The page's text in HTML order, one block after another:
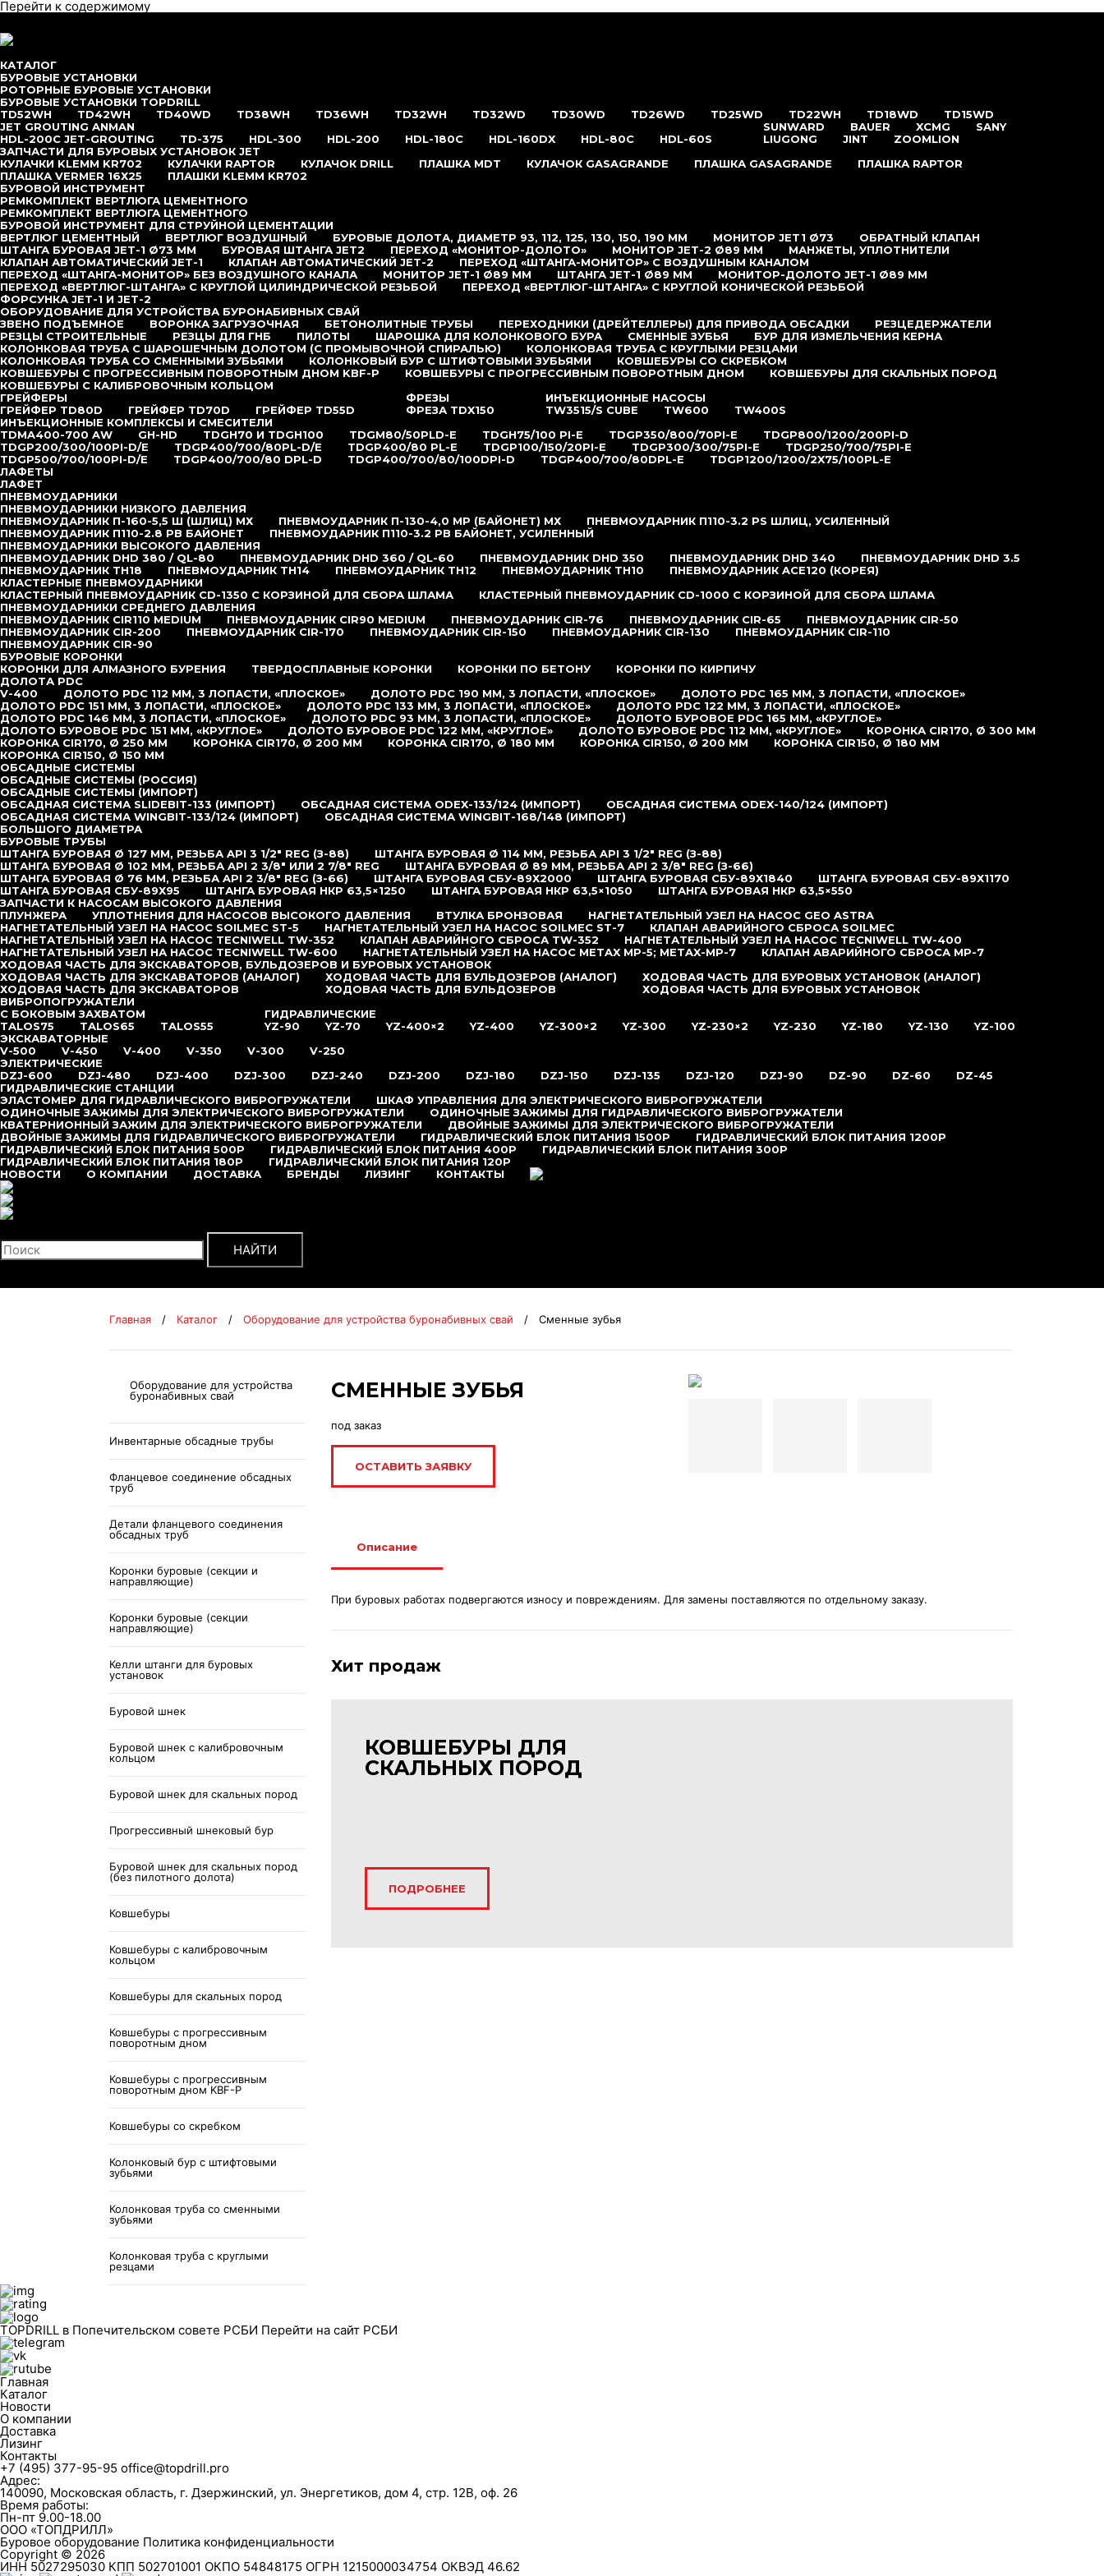
Перейти к содержимому
КАТАЛОГ
БУРОВЫЕ УСТАНОВКИ
РОТОРНЫЕ БУРОВЫЕ УСТАНОВКИ
БУРОВЫЕ УСТАНОВКИ TOPDRILL
TD52WH
TD42WH TD40WD TD38WH TD36WH TD32WH TD32WD TD30WD TD26WD TD25WD TD22WH TD18WD
TD15WD
JET GROUTING ANMAN
HDL-200C JET-GROUTING
TD-375 HDL-300 HDL-200 HDL-180С HDL-160DX HDL-80C HDL-60S
SUNWARD BAUER XCMG
SANY
LIUGONG
JINT
ZOOMLION
ЗАПЧАСТИ ДЛЯ БУРОВЫХ УСТАНОВОК JET
КУЛАЧКИ KLEMM KR702
КУЛАЧКИ RAPTOR КУЛАЧОК DRILL ПЛАШКА MDT КУЛАЧОК GASAGRANDE ПЛАШКА GASAGRANDE
ПЛАШКА RAPTOR
ПЛАШКА VERMER 16Х25
ПЛАШКИ KLEMM KR702
БУРОВОЙ ИНСТРУМЕНТ
РЕМКОМПЛЕКТ ВЕРТЛЮГА ЦЕМЕНТНОГО
РЕМКОМПЛЕКТ ВЕРТЛЮГА ЦЕМЕНТНОГО
БУРОВОЙ ИНСТРУМЕНТ ДЛЯ СТРУЙНОЙ ЦЕМЕНТАЦИИ
ВЕРТЛЮГ ЦЕМЕНТНЫЙ
ВЕРТЛЮГ ВОЗДУШНЫЙ БУРОВЫЕ ДОЛОТА, ДИАМЕТР 93, 112, 125, 130, 150, 190 ММ МОНИТОР JET1 Ø73
ОБРАТНЫЙ КЛАПАН
ШТАНГА БУРОВАЯ JET-1 Ø73 ММ
БУРОВАЯ ШТАНГА JET2 ПЕРЕХОД «МОНИТОР-ДОЛОТО» МОНИТОР JET-2 Ø89 ММ
МАНЖЕТЫ, УПЛОТНИТЕЛИ
КЛАПАН АВТОМАТИЧЕСКИЙ JET-1
КЛАПАН АВТОМАТИЧЕСКИЙ JET-2
ПЕРЕХОД «ШТАНГА-МОНИТОР» С ВОЗДУШНЫМ КАНАЛОМ
ПЕРЕХОД «ШТАНГА-МОНИТОР» БЕЗ ВОЗДУШНОГО КАНАЛА
МОНИТОР JET-1 Ø89 ММ ШТАНГА JET-1 Ø89 ММ
МОНИТОР-ДОЛОТО JET-1 Ø89 ММ
ПЕРЕХОД «ВЕРТЛЮГ-ШТАНГА» С КРУГЛОЙ ЦИЛИНДРИЧЕСКОЙ РЕЗЬБОЙ
ПЕРЕХОД «ВЕРТЛЮГ-ШТАНГА» С КРУГЛОЙ КОНИЧЕСКОЙ РЕЗЬБОЙ
ФОРСУНКА JET-1 И JET-2
ОБОРУДОВАНИЕ ДЛЯ УСТРОЙСТВА БУРОНАБИВНЫХ СВАЙ
ЗВЕНО ПОДЪЕМНОЕ
ВОРОНКА ЗАГРУЗОЧНАЯ БЕТОНОЛИТНЫЕ ТРУБЫ ПЕРЕХОДНИКИ (ДРЕЙТЕЛЛЕРЫ) ДЛЯ ПРИВОДА ОБСАДКИ
РЕЗЦЕДЕРЖАТЕЛИ
РЕЗЦЫ СТРОИТЕЛЬНЫЕ
РЕЗЦЫ ДЛЯ ГНБ ПИЛОТЫ ШАРОШКА ДЛЯ КОЛОНКОВОГО БУРА СМЕННЫЕ ЗУБЬЯ
БУР ДЛЯ ИЗМЕЛЬЧЕНИЯ КЕРНА
КОЛОНКОВАЯ ТРУБА С ШАРОШЕЧНЫМ ДОЛОТОМ (С ПРОМЫВОЧНОЙ СПИРАЛЬЮ)
КОЛОНКОВАЯ ТРУБА С КРУГЛЫМИ РЕЗЦАМИ
КОЛОНКОВАЯ ТРУБА СО СМЕННЫМИ ЗУБЬЯМИ
КОЛОНКОВЫЙ БУР С ШТИФТОВЫМИ ЗУБЬЯМИ
КОВШЕБУРЫ СО СКРЕБКОМ
КОВШЕБУРЫ С ПРОГРЕССИВНЫМ ПОВОРОТНЫМ ДНОМ KBF-P
КОВШЕБУРЫ С ПРОГРЕССИВНЫМ ПОВОРОТНЫМ ДНОМ
КОВШЕБУРЫ ДЛЯ СКАЛЬНЫХ ПОРОД
КОВШЕБУРЫ С КАЛИБРОВОЧНЫМ КОЛЬЦОМ
ГРЕЙФЕРЫ
ГРЕЙФЕР TD80D
ГРЕЙФЕР TD70D ГРЕЙФЕР TD55D
ФРЕЗЫ
ФРЕЗА TDX150
ИНЪЕКЦИОННЫЕ НАСОСЫ
TW3515/S CUBE
TW600
TW400S
ИНЪЕКЦИОННЫЕ КОМПЛЕКСЫ И СМЕСИТЕЛИ
TDMA400-700 AW
GH-HD TDGH70 И TDGH100 TDGM80/50PLD-E TDGH75/100 PI-E TDGP350/800/70PI-E
TDGP800/1200/200PI-D
TDGP200/300/100PI-D/E
TDGP400/700/80PL-D/E TDGP400/80 PL-E TDGP100/150/20PI-E TDGP300/300/75PI-E
TDGP250/700/75PI-E
TDGP500/700/100PI-D/E
TDGP400/700/80 DPL-D TDGP400/700/80/100DPI-D TDGP400/700/80DPL-E
TDGP1200/1200/2X75/100PL-E
ЛАФЕТЫ
ЛАФЕТ
ПНЕВМОУДАРНИКИ
ПНЕВМОУДАРНИКИ НИЗКОГО ДАВЛЕНИЯ
ПНЕВМОУДАРНИК П-160-5,5 Ш (ШЛИЦ) МХ
ПНЕВМОУДАРНИК П-130-4,0 MP (БАЙОНЕТ) МХ
ПНЕВМОУДАРНИК П110-3.2 РS ШЛИЦ, УСИЛЕННЫЙ
ПНЕВМОУДАРНИК П110-2.8 РВ БАЙОНЕТ
ПНЕВМОУДАРНИК П110-3.2 РB БАЙОНЕТ, УСИЛЕННЫЙ
ПНЕВМОУДАРНИКИ ВЫСОКОГО ДАВЛЕНИЯ
ПНЕВМОУДАРНИК DHD 380 / QL-80
ПНЕВМОУДАРНИК DHD 360 / QL-60 ПНЕВМОУДАРНИК DHD 350 ПНЕВМОУДАРНИК DHD 340
ПНЕВМОУДАРНИК DHD 3.5
ПНЕВМОУДАРНИК TH18
ПНЕВМОУДАРНИК TH14 ПНЕВМОУДАРНИК TH12 ПНЕВМОУДАРНИК TH10
ПНЕВМОУДАРНИК ACE120 (КОРЕЯ)
КЛАСТЕРНЫЕ ПНЕВМОУДАРНИКИ
КЛАСТЕРНЫЙ ПНЕВМОУДАРНИК CD-1350 С КОРЗИНОЙ ДЛЯ СБОРА ШЛАМА
КЛАСТЕРНЫЙ ПНЕВМОУДАРНИК CD-1000 С КОРЗИНОЙ ДЛЯ СБОРА ШЛАМА
ПНЕВМОУДАРНИКИ СРЕДНЕГО ДАВЛЕНИЯ
ПНЕВМОУДАРНИК CIR110 MEDIUM
ПНЕВМОУДАРНИК CIR90 MEDIUM ПНЕВМОУДАРНИК CIR-76 ПНЕВМОУДАРНИК CIR-65
ПНЕВМОУДАРНИК CIR-50
ПНЕВМОУДАРНИК CIR-200
ПНЕВМОУДАРНИК CIR-170 ПНЕВМОУДАРНИК CIR-150 ПНЕВМОУДАРНИК CIR-130
ПНЕВМОУДАРНИК CIR-110
ПНЕВМОУДАРНИК CIR-90
БУРОВЫЕ КОРОНКИ
КОРОНКИ ДЛЯ АЛМАЗНОГО БУРЕНИЯ
ТВЕРДОСПЛАВНЫЕ КОРОНКИ КОРОНКИ ПО БЕТОНУ
КОРОНКИ ПО КИРПИЧУ
ДОЛОТА PDC
V-400
ДОЛОТО PDC 112 ММ, 3 ЛОПАСТИ, «ПЛОСКОЕ» ДОЛОТО PDC 190 ММ, 3 ЛОПАСТИ, «ПЛОСКОЕ»
ДОЛОТО PDC 165 ММ, 3 ЛОПАСТИ, «ПЛОСКОЕ»
ДОЛОТО PDC 151 ММ, 3 ЛОПАСТИ, «ПЛОСКОЕ»
ДОЛОТО PDC 133 ММ, 3 ЛОПАСТИ, «ПЛОСКОЕ»
ДОЛОТО PDC 122 ММ, 3 ЛОПАСТИ, «ПЛОСКОЕ»
ДОЛОТО PDC 146 ММ, 3 ЛОПАСТИ, «ПЛОСКОЕ»
ДОЛОТО PDC 93 ММ, 3 ЛОПАСТИ, «ПЛОСКОЕ»
ДОЛОТО БУРОВОЕ PDC 165 ММ, «КРУГЛОЕ»
ДОЛОТО БУРОВОЕ PDC 151 ММ, «КРУГЛОЕ»
ДОЛОТО БУРОВОЕ PDC 122 ММ, «КРУГЛОЕ» ДОЛОТО БУРОВОЕ PDC 112 ММ, «КРУГЛОЕ»
КОРОНКА CIR170, Ø 300 ММ
КОРОНКА CIR170, Ø 250 ММ
КОРОНКА CIR170, Ø 200 ММ КОРОНКА CIR170, Ø 180 ММ КОРОНКА CIR150, Ø 200 ММ
КОРОНКА CIR150, Ø 180 ММ
КОРОНКА CIR150, Ø 150 ММ
ОБСАДНЫЕ СИСТЕМЫ
ОБСАДНЫЕ СИСТЕМЫ (РОССИЯ)
ОБСАДНЫЕ СИСТЕМЫ (ИМПОРТ)
ОБСАДНАЯ СИСТЕМА SLIDEBIT-133 (ИМПОРТ)
ОБСАДНАЯ СИСТЕМА ODEX-133/124 (ИМПОРТ)
ОБСАДНАЯ СИСТЕМА ODEX-140/124 (ИМПОРТ)
ОБСАДНАЯ СИСТЕМА WINGBIT-133/124 (ИМПОРТ)
ОБСАДНАЯ СИСТЕМА WINGBIT-168/148 (ИМПОРТ)
БОЛЬШОГО ДИАМЕТРА
БУРОВЫЕ ТРУБЫ
ШТАНГА БУРОВАЯ Ø 127 ММ, РЕЗЬБА API 3 1/2″ REG (З-88)
ШТАНГА БУРОВАЯ Ø 114 ММ, РЕЗЬБА API 3 1/2″ REG (З-88)
ШТАНГА БУРОВАЯ Ø 102 ММ, РЕЗЬБА API 2 3/8″ ИЛИ 2 7/8″ REG
ШТАНГА БУРОВАЯ Ø 89 ММ, РЕЗЬБА API 2 3/8″ REG (З-66)
ШТАНГА БУРОВАЯ Ø 76 ММ, РЕЗЬБА API 2 3/8″ REG (З-66)
ШТАНГА БУРОВАЯ СБУ-89Х2000 ШТАНГА БУРОВАЯ СБУ-89Х1840
ШТАНГА БУРОВАЯ СБУ-89Х1170
ШТАНГА БУРОВАЯ СБУ-89Х95
ШТАНГА БУРОВАЯ НКР 63,5×1250 ШТАНГА БУРОВАЯ НКР 63,5×1050
ШТАНГА БУРОВАЯ НКР 63,5×550
ЗАПЧАСТИ К НАСОСАМ ВЫСОКОГО ДАВЛЕНИЯ
ПЛУНЖЕРА
УПЛОТНЕНИЯ ДЛЯ НАСОСОВ ВЫСОКОГО ДАВЛЕНИЯ ВТУЛКА БРОНЗОВАЯ
НАГНЕТАТЕЛЬНЫЙ УЗЕЛ НА НАСОС GEO ASTRA
НАГНЕТАТЕЛЬНЫЙ УЗЕЛ НА НАСОС SOILMEC ST-5
НАГНЕТАТЕЛЬНЫЙ УЗЕЛ НА НАСОС SOILMEC ST-7
КЛАПАН АВАРИЙНОГО СБРОСА SOILMEC
НАГНЕТАТЕЛЬНЫЙ УЗЕЛ НА НАСОС TECNIWELL TW-352
КЛАПАН АВАРИЙНОГО СБРОСА TW-352
НАГНЕТАТЕЛЬНЫЙ УЗЕЛ НА НАСОС TECNIWELL TW-400
НАГНЕТАТЕЛЬНЫЙ УЗЕЛ НА НАСОС TECNIWELL TW-600
НАГНЕТАТЕЛЬНЫЙ УЗЕЛ НА НАСОС METAX MP-5; METAX-MP-7
КЛАПАН АВАРИЙНОГО СБРОСА MP-7
ХОДОВАЯ ЧАСТЬ ДЛЯ ЭКСКАВАТОРОВ, БУЛЬДОЗЕРОВ И БУРОВЫХ УСТАНОВОК
ХОДОВАЯ ЧАСТЬ ДЛЯ ЭКСКАВАТОРОВ (АНАЛОГ)
ХОДОВАЯ ЧАСТЬ ДЛЯ ЭКСКАВАТОРОВ
ХОДОВАЯ ЧАСТЬ ДЛЯ БУЛЬДОЗЕРОВ (АНАЛОГ)
ХОДОВАЯ ЧАСТЬ ДЛЯ БУЛЬДОЗЕРОВ
ХОДОВАЯ ЧАСТЬ ДЛЯ БУРОВЫХ УСТАНОВОК (АНАЛОГ)
ХОДОВАЯ ЧАСТЬ ДЛЯ БУРОВЫХ УСТАНОВОК
ВИБРОПОГРУЖАТЕЛИ
С БОКОВЫМ ЗАХВАТОМ
TALOS75
TALOS65 TALOS55
ГИДРАВЛИЧЕСКИЕ
YZ-90
YZ-70 YZ-400×2 YZ-400 YZ-300×2 YZ-300 YZ-230×2 YZ-230 YZ-180 YZ-130
YZ-100
ЭКСКАВАТОРНЫЕ
V-500
V-450 V-400 V-350 V-300
V-250
ЭЛЕКТРИЧЕСКИЕ
DZJ-600
DZJ-480 DZJ-400 DZJ-300 DZJ-240 DZJ-200 DZJ-180 DZJ-150 DZJ-135 DZJ-120 DZJ-90 DZ-90 DZ-60
DZ-45
ГИДРАВЛИЧЕСКИЕ СТАНЦИИ
ЭЛАСТОМЕР ДЛЯ ГИДРАВЛИЧЕСКОГО ВИБРОГРУЖАТЕЛИ
ШКАФ УПРАВЛЕНИЯ ДЛЯ ЭЛЕКТРИЧЕСКОГО ВИБРОГРУЖАТЕЛИ
ОДИНОЧНЫЕ ЗАЖИМЫ ДЛЯ ЭЛЕКТРИЧЕСКОГО ВИБРОГРУЖАТЕЛИ
ОДИНОЧНЫЕ ЗАЖИМЫ ДЛЯ ГИДРАВЛИЧЕСКОГО ВИБРОГРУЖАТЕЛИ
КВАТЕРНИОННЫЙ ЗАЖИМ ДЛЯ ЭЛЕКТРИЧЕСКОГО ВИБРОГРУЖАТЕЛИ
ДВОЙНЫЕ ЗАЖИМЫ ДЛЯ ЭЛЕКТРИЧЕСКОГО ВИБРОГРУЖАТЕЛИ
ДВОЙНЫЕ ЗАЖИМЫ ДЛЯ ГИДРАВЛИЧЕСКОГО ВИБРОГРУЖАТЕЛИ
ГИДРАВЛИЧЕСКИЙ БЛОК ПИТАНИЯ 1500P
ГИДРАВЛИЧЕСКИЙ БЛОК ПИТАНИЯ 1200P
ГИДРАВЛИЧЕСКИЙ БЛОК ПИТАНИЯ 500P
ГИДРАВЛИЧЕСКИЙ БЛОК ПИТАНИЯ 400P
ГИДРАВЛИЧЕСКИЙ БЛОК ПИТАНИЯ 300P
ГИДРАВЛИЧЕСКИЙ БЛОК ПИТАНИЯ 180P
ГИДРАВЛИЧЕСКИЙ БЛОК ПИТАНИЯ 120P
НОВОСТИ
О КОМПАНИИ ДОСТАВКА БРЕНДЫ ЛИЗИНГ КОНТАКТЫ
НАЙТИ
Главная / Каталог / Оборудование для устройства буронабивных свай / Сменные зубья
Оборудование для устройства
буронабивных свай
Инвентарные обсадные трубы
Фланцевое соединение обсадных
труб
Детали фланцевого соединения
обсадных труб
Коронки буровые (секции и
направляющие)
Коронки буровые (секции
направляющие)
Келли штанги для буровых
установок
Буровой шнек
Буровой шнек с калибровочным
кольцом
Буровой шнек для скальных пород
Прогрессивный шнековый бур
Буровой шнек для скальных пород
(без пилотного долота)
Ковшебуры
Ковшебуры с калибровочным
кольцом
Ковшебуры для скальных пород
Ковшебуры с прогрессивным
поворотным дном
Ковшебуры с прогрессивным
поворотным дном KBF-P
Ковшебуры со скребком
Колонковый бур с штифтовыми
зубьями
Колонковая труба со сменными
зубьями
Колонковая труба с круглыми
резцами
СМЕННЫЕ ЗУБЬЯ
под заказ
ОСТАВИТЬ ЗАЯВКУ
Описание
При буровых работах подвергаются износу и повреждениям. Для замены поставляются по отдельному заказу.
Хит продаж
КОВШЕБУРЫ ДЛЯ
СКАЛЬНЫХ ПОРОД
ПОДРОБНЕЕ
TOPDRILL в Попечительском совете РСБИ Перейти на сайт РСБИ
Главная
Каталог
Новости
О компании
Доставка
Лизинг
Контакты
+7 (495) 377-95-95 office@topdrill.pro
Адрес:
140090, Московская область, г. Дзержинский, ул. Энергетиков, дом 4, стр. 12В, оф. 26
Время работы:
Пн-пт 9.00-18.00
ООО «ТОПДРИЛЛ»
Буровое оборудование Политика конфиденциальности
Copyright © 2026
ИНН 5027295030 КПП 502701001 ОКПО 54848175 ОГРН 1215000034754 ОКВЭД 46.62